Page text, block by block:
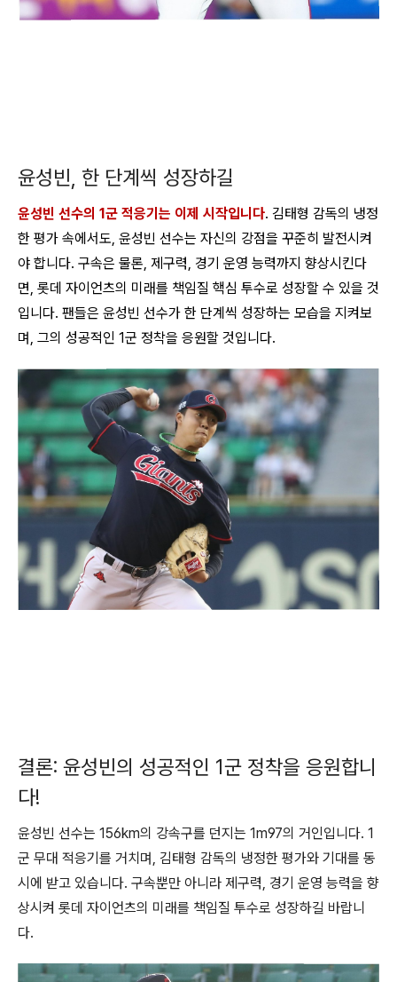
윤성빈, 한 단계씩 성장하길
윤성빈 선수의 1군 적응기는 이제 시작입니다. 김태형 감독의 냉정
한 평가 속에서도, 윤성빈 선수는 자신의 강점을 꾸준히 발전시켜
야 합니다. 구속은 물론, 제구력, 경기 운영 능력까지 향상시킨다
면, 롯데 자이언츠의 미래를 책임질 핵심 투수로 성장할 수 있을 것
입니다. 팬들은 윤성빈 선수가 한 단계씩 성장하는 모습을 지켜보
며, 그의 성공적인 1군 정착을 응원할 것입니다.
결론: 윤성빈의 성공적인 1군 정착을 응원합니
다!
윤성빈 선수는 156km의 강속구를 던지는 1m97의 거인입니다. 1
군 무대 적응기를 거치며, 김태형 감독의 냉정한 평가와 기대를 동
시에 받고 있습니다. 구속뿐만 아니라 제구력, 경기 운영 능력을 향
상시켜 롯데 자이언츠의 미래를 책임질 투수로 성장하길 바랍니
다.